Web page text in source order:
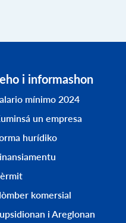
i informashon
mínimo 2024
un empresa
hurídiko
komersial
i Areglonan